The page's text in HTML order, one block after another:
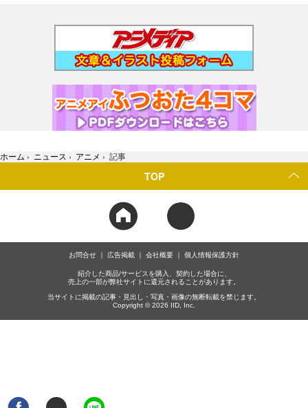
ホーム › ニュース › アニメ › 記事
TOP
お問合せ 広告掲載 会社概要 個人情報保護方針
紹介した商品/サービスを購入、契約した場合に、
売上の一部が弊社サイトに還元されることがあります。
当サイトに掲載の記事・見出し・写真・画像の無断転載を禁じます。
Copyright © 2026 IID, Inc.